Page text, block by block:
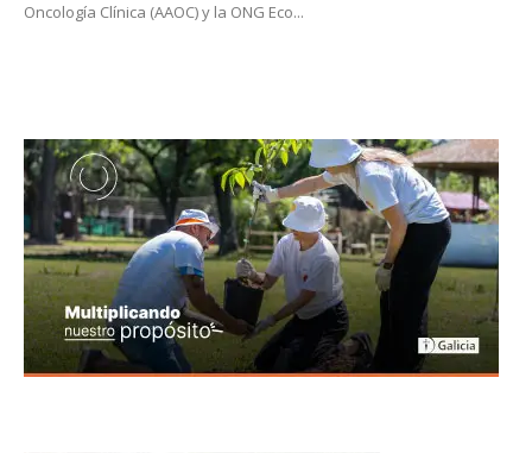
Oncología Clínica (AAOC) y la ONG Eco...